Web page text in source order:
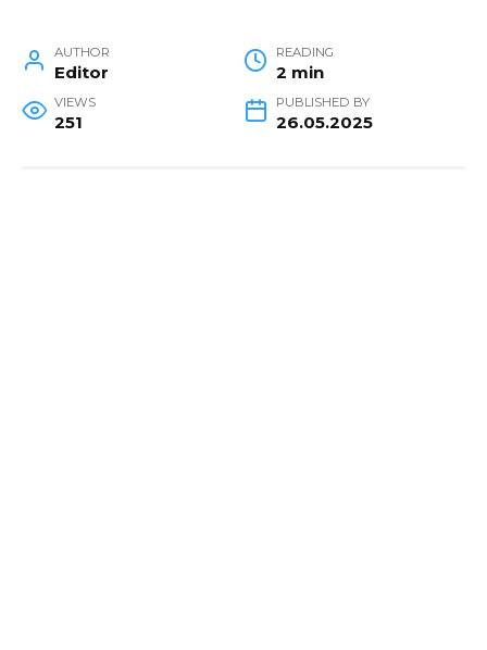
AUTHOR
Editor
READING
2 min
VIEWS
251
PUBLISHED BY
26.05.2025